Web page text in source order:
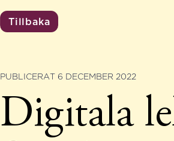
Tillbaka
PUBLICERAT 6 DECEMBER 2022
Digitala